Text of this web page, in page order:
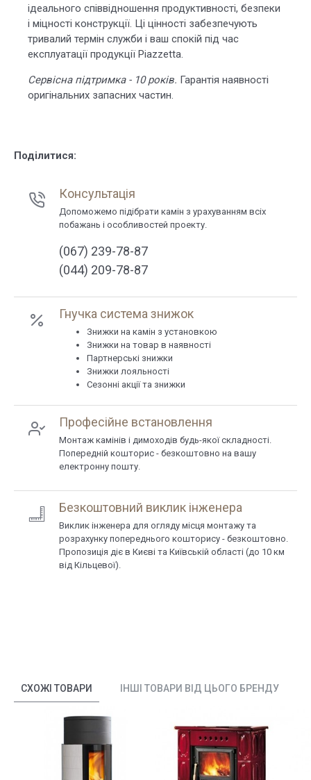
ідеального співвідношення продуктивності, безпеки
і міцності конструкції. Ці цінності забезпечують
тривалий термін служби і ваш спокій під час
експлуатації продукції Piazzetta.
Сервісна підтримка - 10 років. Гарантія наявності
оригінальних запасних частин.
Поділитися:
Консультація
Допоможемо підібрати камін з урахуванням всіх
побажань і особливостей проекту.
(067) 239-78-87
(044) 209-78-87
Гнучка система знижок
Знижки на камін з установкою
Знижки на товар в наявності
Партнерські знижки
Знижки лояльності
Сезонні акції та знижки
Професійне встановлення
Монтаж камінів і димоходів будь-якої складності.
Попередній кошторис - безкоштовно на вашу
електронну пошту.
Безкоштовний виклик інженера
Виклик інженера для огляду місця монтажу та
розрахунку попереднього кошторису - безкоштовно.
Пропозиція діє в Києві та Київській області (до 10 км
від Кільцевої).
СХОЖІ ТОВАРИ ІНШІ ТОВАРИ ВІД ЦЬОГО БРЕНДУ